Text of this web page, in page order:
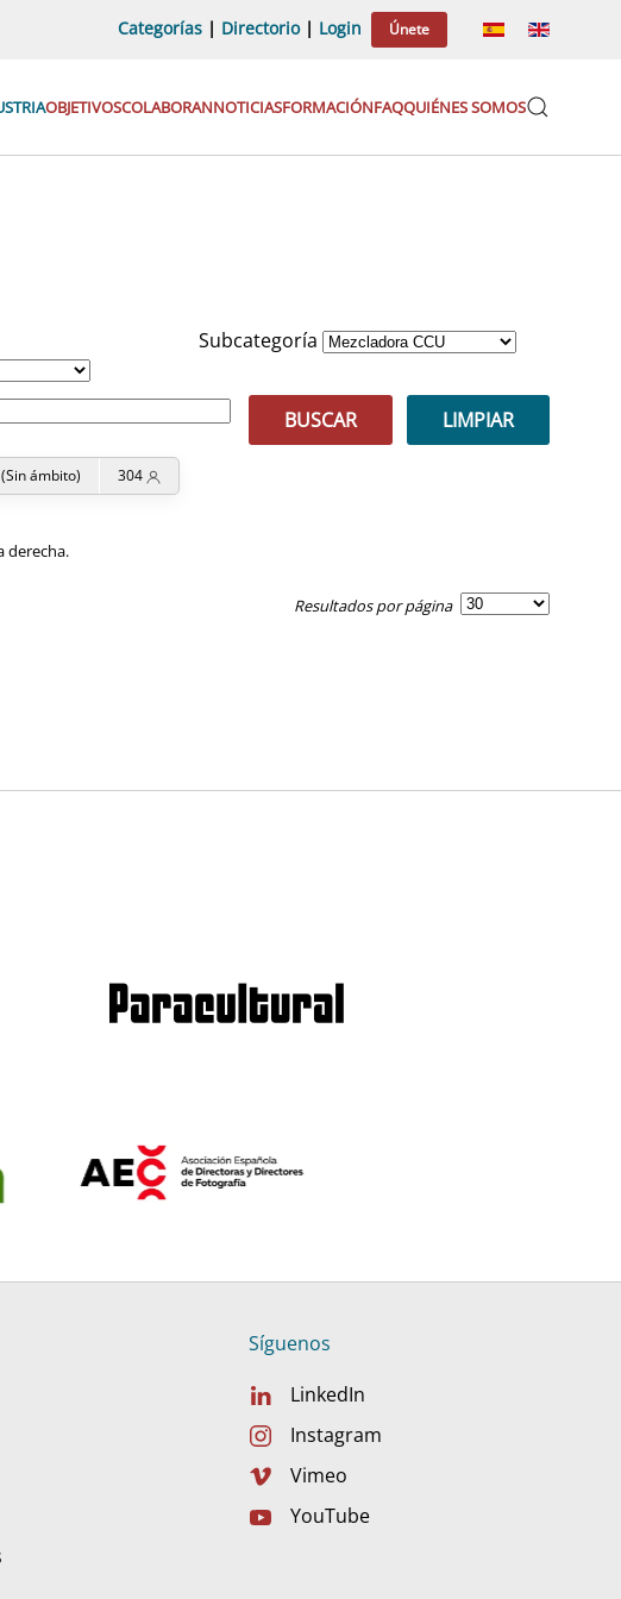
Categorías | Directorio| Login Únete
OBJETIVOSCOLABORANNOTICIASFORMACIÓNFAQQUIÉNES SOMOS
Subcategoría
BUSCAR LIMPIAR
ámbito) 304
derecha.
Resultados por página
Síguenos
LinkedIn
Instagram
Vimeo
YouTube